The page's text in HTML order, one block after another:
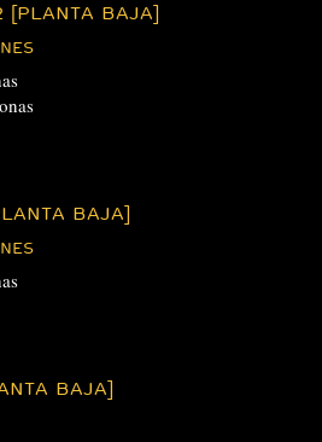
[PLANTA BAJA]
BAJA]
BAJA]